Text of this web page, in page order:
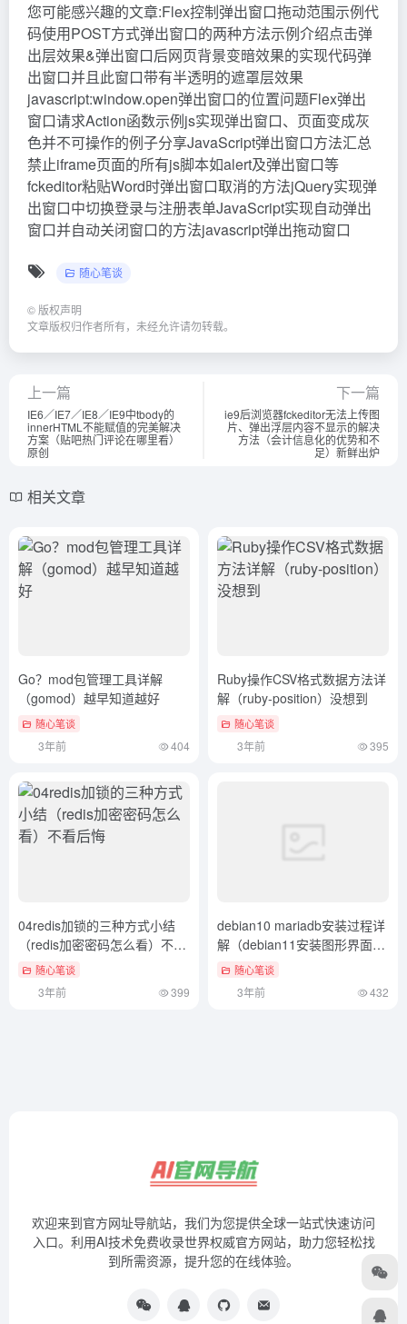
您可能感兴趣的文章:Flex控制弹出窗口拖动范围示例代
码使用POST方式弹出窗口的两种方法示例介绍点击弹
出层效果&弹出窗口后网页背景变暗效果的实现代码弹
出窗口并且此窗口带有半透明的遮罩层效果
javascript:window.open弹出窗口的位置问题Flex弹出
窗口请求Action函数示例js实现弹出窗口、页面变成灰
色并不可操作的例子分享JavaScript弹出窗口方法汇总
禁止iframe页面的所有js脚本如alert及弹出窗口等
fckeditor粘贴Word时弹出窗口取消的方法jQuery实现弹
出窗口中切换登录与注册表单JavaScript实现自动弹出
窗口并自动关闭窗口的方法javascript弹出拖动窗口
随心笔谈
© 版权声明
文章版权归作者所有，未经允许请勿转载。
上一篇
IE6／IE7／IE8／IE9中tbody的
innerHTML不能赋值的完美解决
方案（贴吧热门评论在哪里看）
原创
下一篇
ie9后浏览器fckeditor无法上传图
片、弹出浮层内容不显示的解决
方法（会计信息化的优势和不
足）新鲜出炉
相关文章
Go？mod包管理工具详解
（gomod）越早知道越好
随心笔谈
3年前 404
Ruby操作CSV格式数据方法详
解（ruby-position）没想到
随心笔谈
3年前 395
04redis加锁的三种方式小结
（redis加密密码怎么看）不看
后悔随心笔谈
3年前 399
debian10 mariadb安装过程详
解（debian11安装图形界面）
新鲜出炉
随心笔谈
3年前 432
欢迎来到官方网址导航站，我们为您提供全球一站式快速访问
入口。利用AI技术免费收录世界权威官方网站，助力您轻松找
到所需资源，提升您的在线体验。